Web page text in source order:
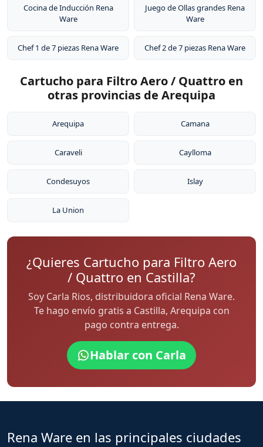
Cocina de Inducción Rena
Ware
Juego de Ollas grandes Rena
Ware
Chef 1 de 7 piezas Rena Ware Chef 2 de 7 piezas Rena Ware
Cartucho para Filtro Aero / Quattro en
otras provincias de Arequipa
Arequipa Camana
Caraveli Caylloma
Condesuyos Islay
La Union
¿Quieres Cartucho para Filtro Aero
/ Quattro en Castilla?
Soy Carla Rios, distribuidora oficial Rena Ware.
Te hago envío gratis a Castilla, Arequipa con
pago contra entrega.
Hablar con Carla
Rena Ware en las principales ciudades